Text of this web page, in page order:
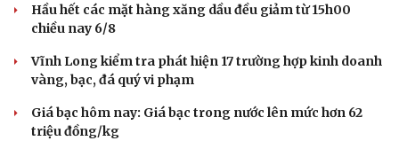
Hầu hết các mặt hàng xăng dầu đều giảm từ 15h00
chiều nay 6/8
Vĩnh Long kiểm tra phát hiện 17 trường hợp kinh doanh
vàng, bạc, đá quý vi phạm
Giá bạc hôm nay: Giá bạc trong nước lên mức hơn 62
triệu đồng/kg